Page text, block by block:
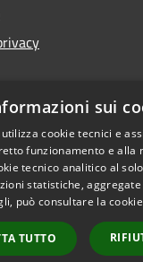
di accessibilitàsui
cookie tecnici e
funzionamento e alla
tecnico analitico al
statistiche,
può consultare la
TUTTO